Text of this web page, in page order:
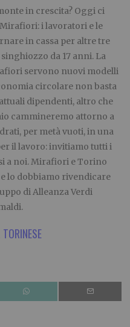
in crescita? Oggi ci
i lavoratori e le
in cassa per altre tre
da 17 anni. La
servono nuovi modelli
circolare non basta
dipendenti, altro che
cammineremo attorno a
per metà vuoti, in una
il lavoro: invitiamo tutti i
a noi. Mirafiori e Torino
lo dobbiamo rivendicare
di Alleanza Verdi